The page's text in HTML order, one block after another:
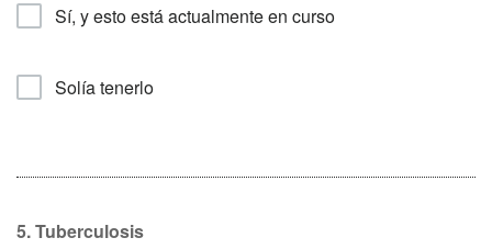
Sí, y esto está actualmente en curso
Solía tenerlo
5. Tuberculosis